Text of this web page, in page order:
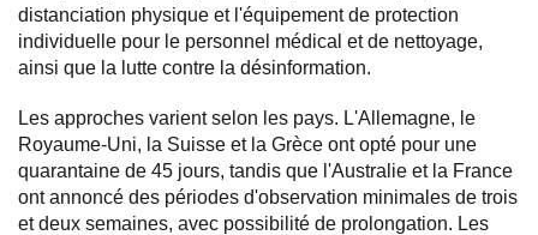
distanciation physique et l'équipement de protection
individuelle pour le personnel médical et de nettoyage,
ainsi que la lutte contre la désinformation.
Les approches varient selon les pays. L'Allemagne, le
Royaume-Uni, la Suisse et la Grèce ont opté pour une
quarantaine de 45 jours, tandis que l'Australie et la France
ont annoncé des périodes d'observation minimales de trois
et deux semaines, avec possibilité de prolongation. Les